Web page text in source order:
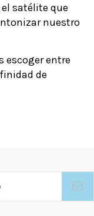
satélite que
nuestro
escoger entre
de